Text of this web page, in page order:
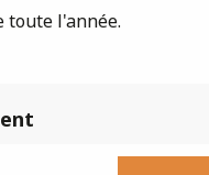
toute l'année.